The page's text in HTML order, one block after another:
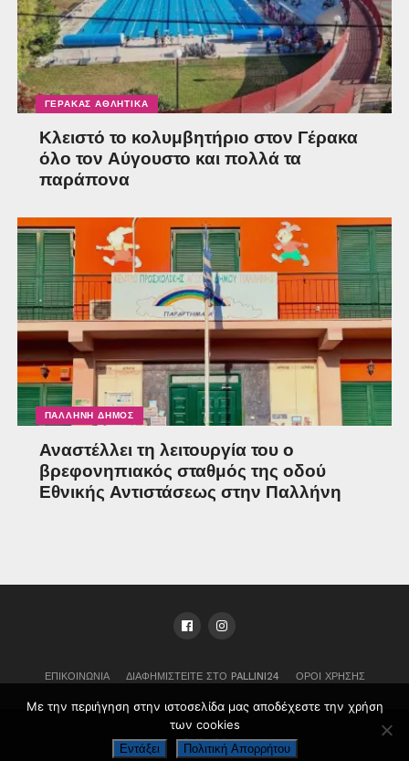
ΓΈΡΑΚΑΣ ΑΘΛΗΤΙΚΆ
Κλειστό το κολυμβητήριο στον Γέρακα
όλο τον Αύγουστο και πολλά τα
παράπονα
ΠΑΛΛΉΝΗ ΔΉΜΟΣ
Αναστέλλει τη λειτουργία του ο
βρεφονηπιακός σταθμός της οδού
Εθνικής Αντιστάσεως στην Παλλήνη
ΕΠΙΚΟΙΝΩΝΊΑ ΔΙΑΦΗΜΙΣΤΕΊΤΕ ΣΤΟ PALLINI24 ΌΡΟΙ ΧΡΉΣΗΣ
Pallini24
Με την περιήγηση στην ιστοσελίδα μας αποδέχεστε την χρήση
των cookies
Εντάξει Πολιτική Απορρήτου